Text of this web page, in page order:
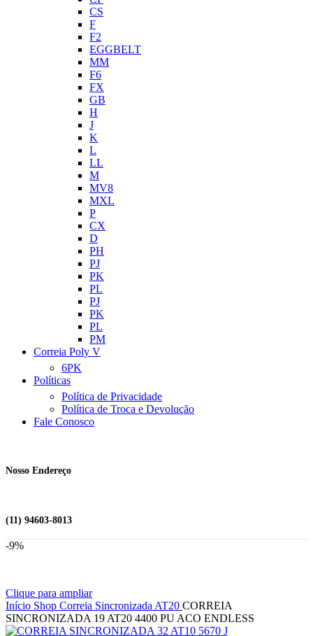
CS
F
F2
EGGBELT
MM
F6
FX
GB
H
J
K
L
LL
M
MV8
MXL
P
CX
D
PH
PJ
PK
PL
PJ
PK
PL
PM
Correia Poly V
6PK
Políticas
Política de Privacidade
Política de Troca e Devolução
Fale Conosco
Nosso Endereço
(11) 94603-8013
-9%
Clique para ampliar
Início Shop Correia SincronizadaAT20 CORREIA
SINCRONIZADA 19 AT20 4400 PU ACO ENDLESS